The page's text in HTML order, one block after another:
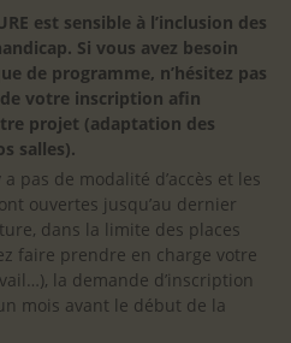
est sensible à l’inclusion des
Si vous avez besoin
de programme, n’hésitez pas
votre inscription afin
projet (adaptation des
salles).
pas de modalité d’accès et les
ouvertes jusqu’au dernier
dans la limite des places
faire prendre en charge votre
la demande d’inscription
mois avant le début de la